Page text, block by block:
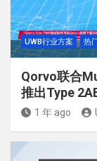
UWB行业方案 热
Qorvo联合
推出Type
1 年 ago